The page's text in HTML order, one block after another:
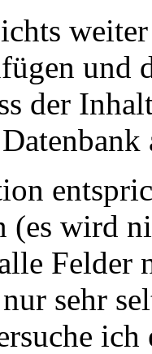
und
der
(es wird
Felder
sehr